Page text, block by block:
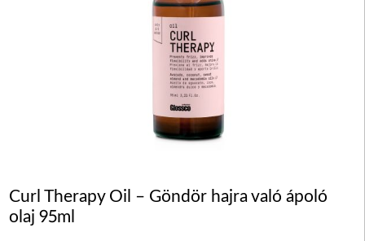
Curl Therapy Oil – Göndör hajra való ápoló
olaj 95ml